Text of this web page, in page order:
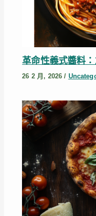
革命性義式醬料
26 2 月, 2026/